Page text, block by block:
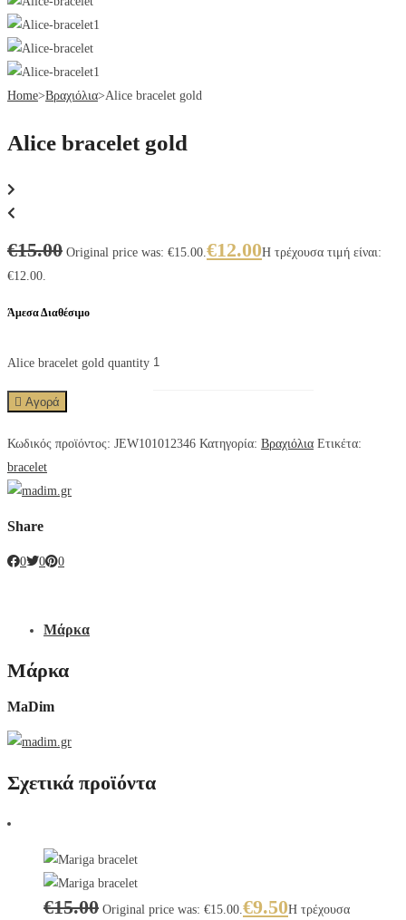
Home>Βραχιόλια>Alice bracelet gold
Alice bracelet gold
€15.00 Original price was: €15.00. €12.00Η τρέχουσα τιμή είναι:
€12.00.
Άμεσα Διαθέσιμο
Alice bracelet gold quantity
Αγορά
Κωδικός προϊόντος: JEW101012346 Κατηγορία: Βραχιόλια Ετικέτα:
bracelet
Share
0 0 0
Μάρκα
Μάρκα
MaDim
Σχετικά προϊόντα
€15.00 Original price was: €15.00.€9.50Η τρέχουσα